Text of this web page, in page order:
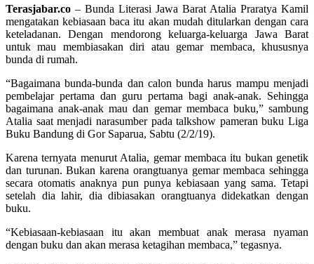
Terasjabar.co – Bunda Literasi Jawa Barat Atalia Praratya Kamil
mengatakan kebiasaan baca itu akan mudah ditularkan dengan cara
keteladanan. Dengan mendorong keluarga-keluarga Jawa Barat
untuk mau membiasakan diri atau gemar membaca, khususnya
bunda di rumah.
“Bagaimana bunda-bunda dan calon bunda harus mampu menjadi
pembelajar pertama dan guru pertama bagi anak-anak. Sehingga
bagaimana anak-anak mau dan gemar membaca buku,” sambung
Atalia saat menjadi narasumber pada talkshow pameran buku Liga
Buku Bandung di Gor Saparua, Sabtu (2/2/19).
Karena ternyata menurut Atalia, gemar membaca itu bukan genetik
dan turunan. Bukan karena orangtuanya gemar membaca sehingga
secara otomatis anaknya pun punya kebiasaan yang sama. Tetapi
setelah dia lahir, dia dibiasakan orangtuanya didekatkan dengan
buku.
“Kebiasaan-kebiasaan itu akan membuat anak merasa nyaman
dengan buku dan akan merasa ketagihan membaca,” tegasnya.